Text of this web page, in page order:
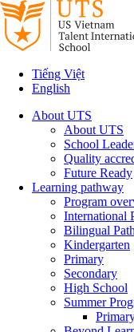
Tiếng Việt
English
About UTS
About UTS
School
Quality
Future Ready
Learning pathway
Program
International
Bilingual
Kindergarten
Primary
Secondary
High School
Summer